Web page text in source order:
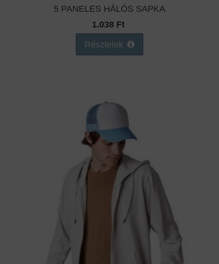
5 PANELES HÁLÓS SAPKA
1.038 Ft
Részletek